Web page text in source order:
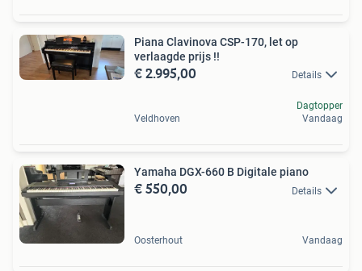
Piana Clavinova CSP-170, let op
verlaagde prijs !!
€ 2.995,00 Details
Veldhoven
Dagtopper
Vandaag
Yamaha DGX-660 B Digitale piano
€ 550,00 Details
Oosterhout Vandaag